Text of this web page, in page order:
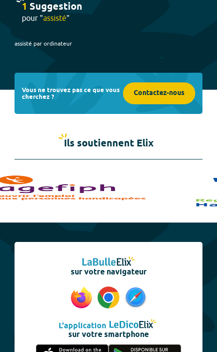
1 Suggestion
pour "assisté"
assisté par ordinateur
Vous ne trouvez pas ce que vous
cherchez ? Contactez-nous
Ils soutiennent Elix
sur votre navigateur
L'application
sur votre smartphone